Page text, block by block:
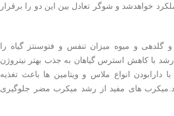
خواهدشد و شوگر تعادل بین این دو را برقرار
گلدهی و میوه میزان تنفس و فتوسنتز گیاه را
با کاهش استرس گیاهان به جذب بهتر نیتروژن
دارابودن انواع ملاس و ویتامین ها باعث تغذیه
های مفید از رشد میکرب مضر جلوگیری